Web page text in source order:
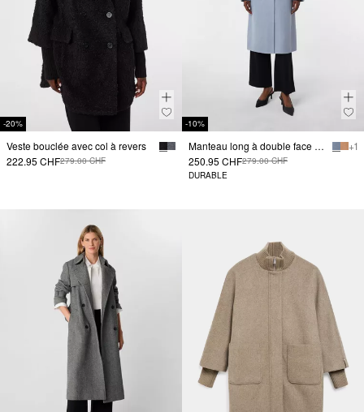
-20%
Veste bouclée avec col à revers
222.95 CHF279.00 CHF
-10%
Manteau long à double face avec poches plaquées
+ 1
250.95 CHF279.00 CHF
DURABLE